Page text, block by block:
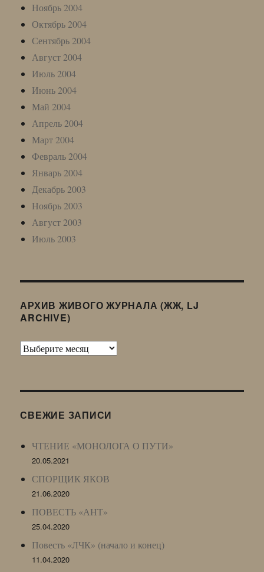
Ноябрь 2004
Октябрь 2004
Сентябрь 2004
Август 2004
Июль 2004
Июнь 2004
Май 2004
Апрель 2004
Март 2004
Февраль 2004
Январь 2004
Декабрь 2003
Ноябрь 2003
Август 2003
Июль 2003
АРХИВ ЖИВОГО ЖУРНАЛА (ЖЖ, LJ
ARCHIVE)
Архив
LJ
СВЕЖИЕ ЗАПИСИ
ЧТЕНИЕ «МОНОЛОГА О ПУТИ»
20.05.2021
СПОРЩИК ЯКОВ
21.06.2020
ПОВЕСТЬ «АНТ»
25.04.2020
Повесть «ЛЧК» (начало и конец)
11.04.2020